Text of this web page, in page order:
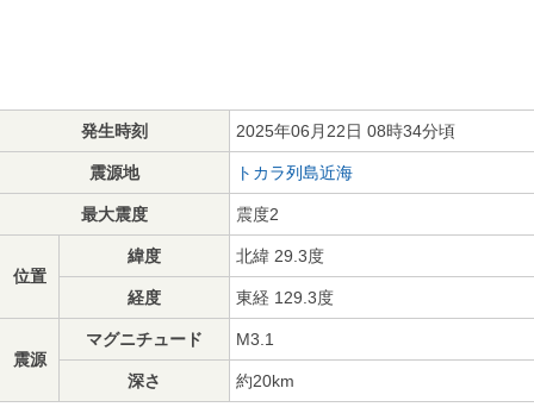
発生時刻 2025年06月22日 08時34分頃
震源地 トカラ列島近海
最大震度 震度2
位置
緯度 北緯 29.3度
経度 東経 129.3度
震源
マグニチュード M3.1
深さ 約20km